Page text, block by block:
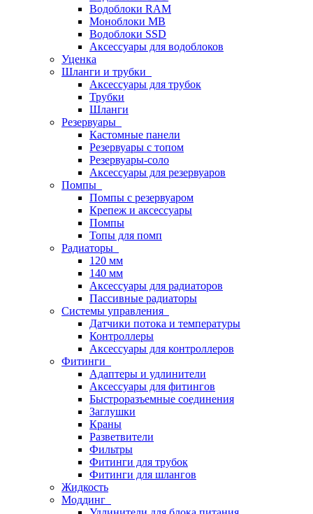
Водоблоки RAM
Моноблоки MB
Водоблоки SSD
Аксессуары для водоблоков
Уценка
Шланги и трубки
Аксессуары для трубок
Трубки
Шланги
Резервуары
Кастомные панели
Резервуары с топом
Резервуары-соло
Аксессуары для резервуаров
Помпы
Помпы с резервуаром
Крепеж и аксессуары
Помпы
Топы для помп
Радиаторы
120 мм
140 мм
Аксессуары для радиаторов
Пассивные радиаторы
Системы управления
Датчики потока и температуры
Контроллеры
Аксессуары для контроллеров
Фитинги
Адаптеры и удлинители
Аксессуары для фитингов
Быстроразъемные соединения
Заглушки
Краны
Разветвители
Фильтры
Фитинги для трубок
Фитинги для шлангов
Жидкость
Моддинг